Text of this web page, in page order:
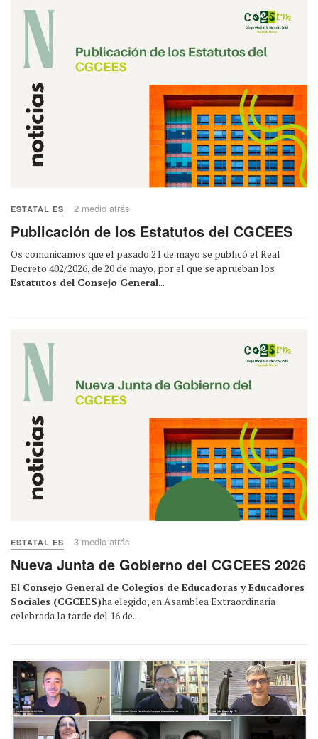
ESTATAL ES 2 medio atrás
Publicación de los Estatutos del CGCEES
Os comunicamos que el pasado 21 de mayo se publicó el Real
Decreto 402/2026, de 20 de mayo, por el que se aprueban los
Estatutos del Consejo General...
ESTATAL ES 3 medio atrás
Nueva Junta de Gobierno del CGCEES 2026
El Consejo General de Colegios de Educadoras y Educadores
Sociales (CGCEES)ha elegido, en Asamblea Extraordinaria
celebrada la tarde del 16 de...